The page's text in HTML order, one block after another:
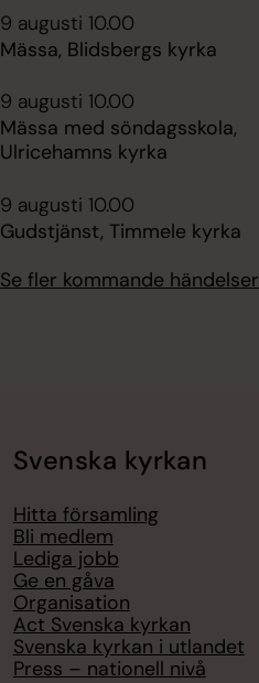
9 augusti 10.00
Mässa, Blidsbergs kyrka
9 augusti 10.00
Mässa med söndagsskola,
Ulricehamns kyrka
9 augusti 10.00
Gudstjänst, Timmele kyrka
Se fler kommande händelser
Svenska kyrkan
Hitta församling
Bli medlem
Lediga jobb
Ge en gåva
Organisation
Act Svenska kyrkan
Svenska kyrkan i utlandet
Press – nationell nivå